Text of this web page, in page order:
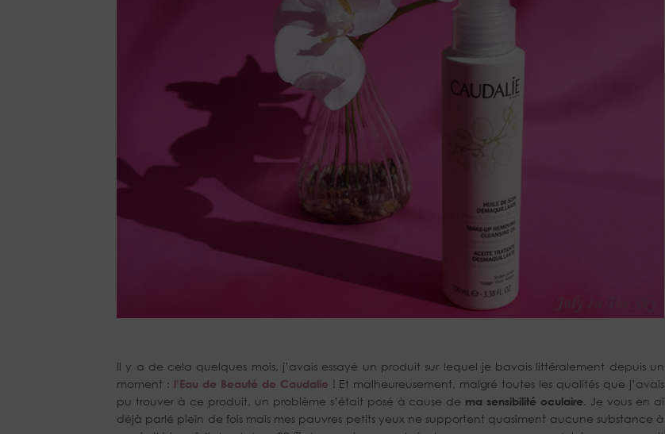
Il y a de cela quelques mois, j’avais essayé un produit sur lequel je bavais littéralement depuis un
moment : l’Eau de Beauté de Caudalie ! Et malheureusement, malgré toutes les qualités que j’avais
pu trouver à ce produit, un problème s’était posé à cause de ma sensibilité oculaire. Je vous en ai
déjà parlé plein de fois mais mes pauvres petits yeux ne supportent quasiment aucune substance à